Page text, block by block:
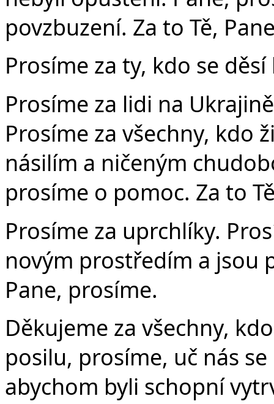
povzbuzení. Za to Tě,
Prosíme za ty, kdo se
Prosíme za lidi na
Prosíme za všechny, kdo
násilím a ničeným
prosíme o pomoc. Za to
Prosíme za uprchlíky.
novým prostředím a jsou
Pane, prosíme.
Děkujeme za všechny,
posilu, prosíme, uč nás
abychom byli schopní